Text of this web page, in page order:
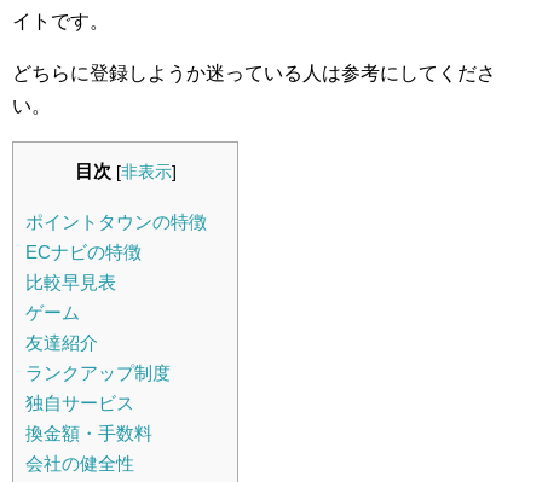
イトです。
どちらに登録しようか迷っている人は参考にしてくださ
い。
目次 [非表示]
ポイントタウンの特徴
ECナビの特徴
比較早見表
ゲーム
友達紹介
ランクアップ制度
独自サービス
換金額・手数料
会社の健全性